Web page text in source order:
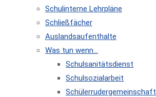
Schulinterne Lehrpläne
Schließfächer
Auslandsaufenthalte
Was tun wenn…
Schulsanitätsdienst
Schulsozialarbeit
Schülerrudergemeinschaft